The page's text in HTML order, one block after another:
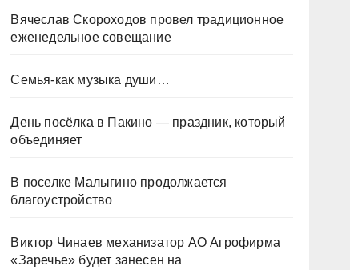
Вячеслав Скороходов провел традиционное
еженедельное совещание
Семья-как музыка души…
День посёлка в Пакино — праздник, который
объединяет
В поселке Малыгино продолжается
благоустройство
Виктор Чинаев механизатор АО Агрофирма
«Заречье» будет занесен на